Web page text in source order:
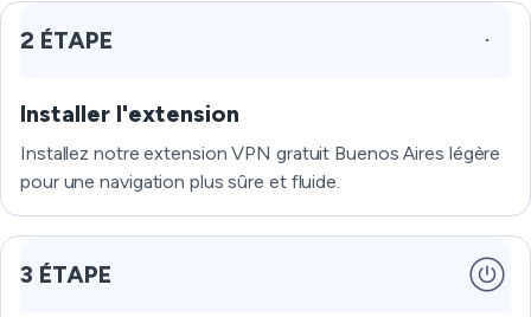
2 ÉTAPE
Installer l'extension
Installez notre extension VPN gratuit Buenos Aires légère
pour une navigation plus sûre et fluide.
3 ÉTAPE